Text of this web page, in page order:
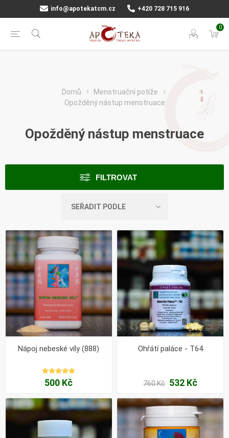
info@apotekatcm.cz +420 728 715 916
0
Domů
Menstruační potíže
Opožděný nástup menstruace
Opožděný nástup menstruace
FILTROVAT
Nápoj nebeské víly (888)
500 Kč
Ohřátí paláce - T64
760 Kč 532 Kč